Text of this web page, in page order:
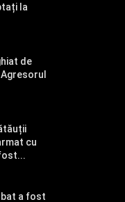
la
de
cu
a fost